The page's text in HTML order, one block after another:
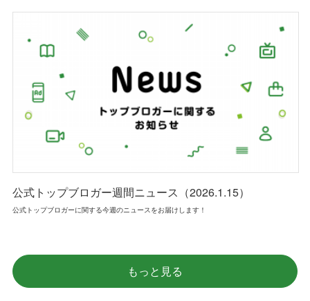
公式トップブロガー週間ニュース（2026.1.15）
公式トップブロガーに関する今週のニュースをお届けします！
もっと見る